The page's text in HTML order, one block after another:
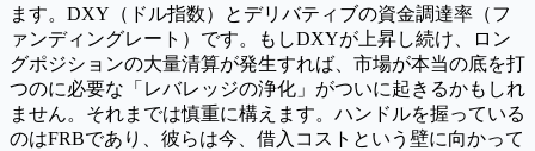
ます。DXY（ドル指数）とデリバティブの資金調達率（フ
ァンディングレート）です。もしDXYが上昇し続け、ロン
グポジションの大量清算が発生すれば、市場が本当の底を打
つのに必要な「レバレッジの浄化」がついに起きるかもしれ
ません。それまでは慎重に構えます。ハンドルを握っている
のはFRBであり、彼らは今、借入コストという壁に向かって